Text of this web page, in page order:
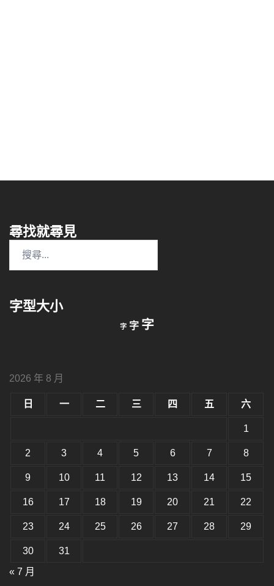
尋找就尋見
字:
字型大小
字 小
字重
小。
字放
2026 年 8 月
日 一 二 三 四 五 六
1
2 3 4 5 6 7 8
9 10 11 12 13 14 15
16 17 18 19 20 21 22
23 24 25 26 27 28 29
30
31
« 7 月